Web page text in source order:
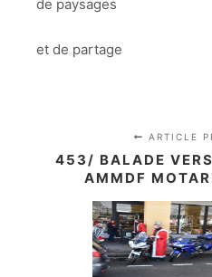
de paysages
et de partage
ARTICLE
453/ BALADE
AMMDF